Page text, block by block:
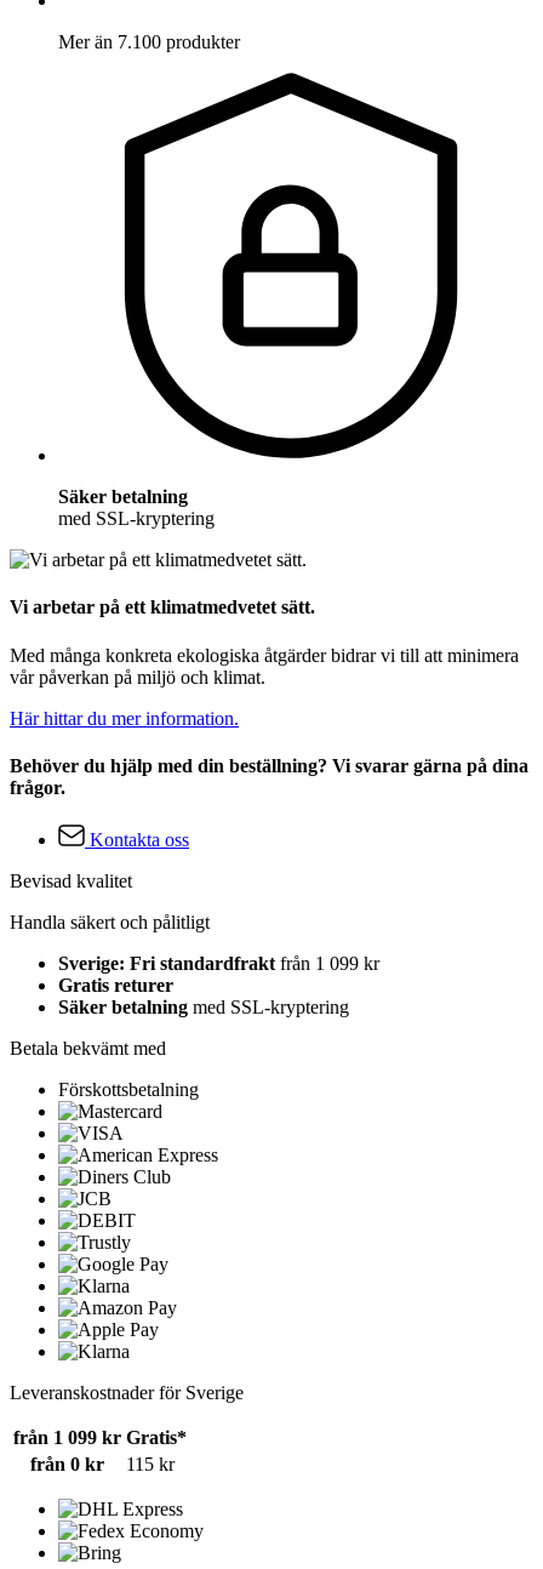
Mer än 7.100 produkter
Säker betalning
med SSL-kryptering
Vi arbetar på ett klimatmedvetet sätt.
Med många konkreta ekologiska åtgärder bidrar vi till att minimera
vår påverkan på miljö och klimat.
Här hittar du mer information.
Behöver du hjälp med din beställning? Vi svarar gärna på dina
frågor.
Kontakta oss
Bevisad kvalitet
Handla säkert och pålitligt
Sverige: Fri standardfrakt från 1 099 kr
Gratis returer
Säker betalning med SSL-kryptering
Betala bekvämt med
Förskottsbetalning
Leveranskostnader för Sverige
från 1 099 kr Gratis*
från 0 kr
115 kr